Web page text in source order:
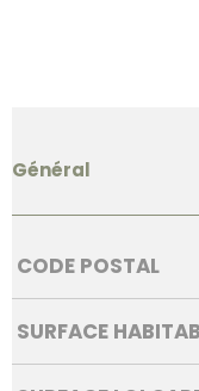
Général
Caractérisque
CODE POSTAL
SURFACE